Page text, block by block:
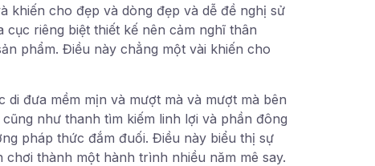
khiến cho đẹp và dòng đẹp và dễ đề nghị sử
riêng biệt thiết kế nên cảm nghĩ thân
phẩm. Điều này chẳng một vài khiến cho
đưa mềm mịn và mượt mà và mượt mà bên
như thanh tìm kiếm linh lợi và phần đông
pháp thức đắm đuối. Điều này biểu thị sự
thành một hành trình nhiều năm mê say.